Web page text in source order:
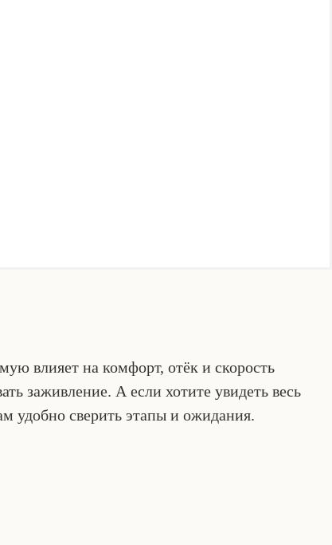
влияет на комфорт, отёк и скорость
заживление. А если хотите увидеть весь
удобно сверить этапы и ожидания.